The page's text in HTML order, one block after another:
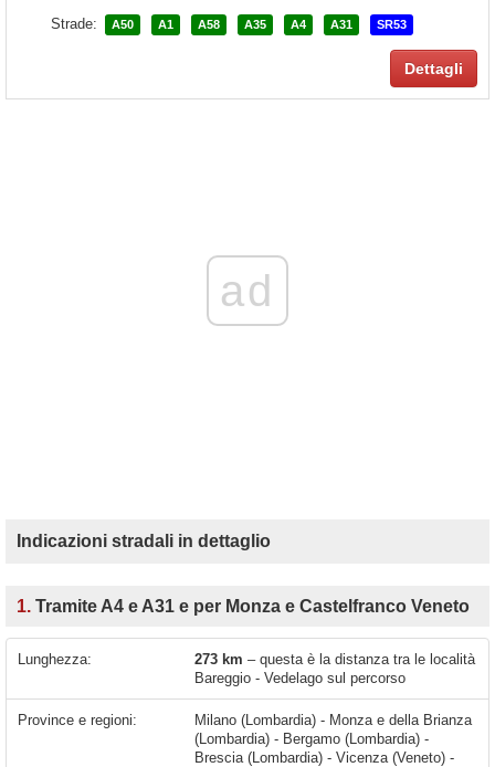
Strade:
A50 A1 A58 A35 A4 A31 SR53
Dettagli
ad
Indicazioni stradali in dettaglio
1. Tramite A4 e A31 e per Monza e Castelfranco Veneto
Lunghezza: 273 km – questa è la distanza tra le località
Bareggio - Vedelago sul percorso
Province e regioni:
Milano (Lombardia) - Monza e della Brianza
(Lombardia) - Bergamo (Lombardia) -
Brescia (Lombardia) - Vicenza (Veneto) -